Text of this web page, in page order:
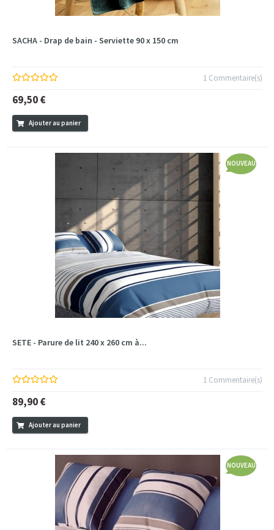
SACHA - Drap de bain - Serviette 90 x 150 cm
1 Commentaire(s)
69,50 €
Ajouter au panier
NOUVEAU
SETE - Parure de lit 240 x 260 cm à...
1 Commentaire(s)
89,90 €
Ajouter au panier
NOUVEAU